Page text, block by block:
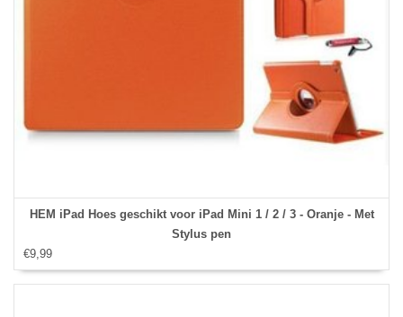
HEM iPad Hoes geschikt voor iPad Mini 1 / 2 / 3 - Oranje - Met
Stylus pen
€9,99